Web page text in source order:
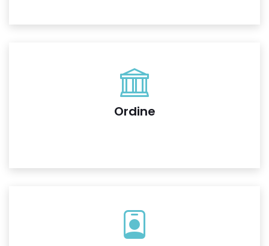
Ordine